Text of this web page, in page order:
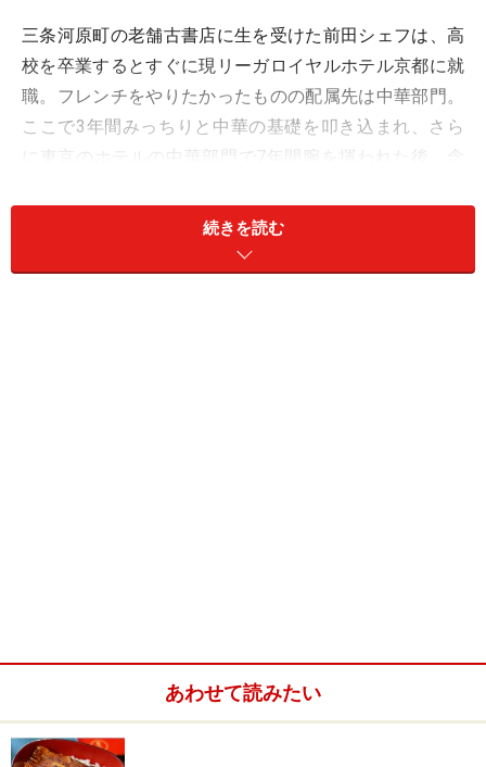
三条河原町の老舗古書店に生を受けた前田シェフは、高
校を卒業するとすぐに現リーガロイヤルホテル京都に就
職。フレンチをやりたかったものの配属先は中華部門。
ここで3年間みっちりと中華の基礎を叩き込まれ、さら
に東京のホテルの中華部門で7年間腕を揮われた後、念
ツ星「ル・ジャルダン・デ・ランパール（Le Jardin
desRemparts）」とブルゴーニュのサンスの二ツ星
「ラ・マドレーヌ（La Madeleine）」で約1年間、スポン
「MOTOI」の内観。ウェルカムプレートは伊賀の土楽窯に特
続きを読む
あわせて読みたい